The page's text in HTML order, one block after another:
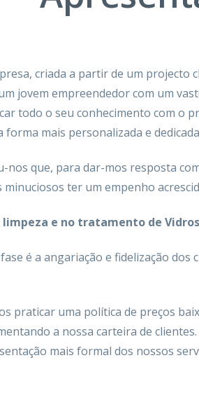
criada a partir de um projecto
jovem empreendedor com um
todo o seu conhecimento com o
forma mais personalizada e
nos que, para dar-mos resposta
ter um empenho
limpeza e no tratamento de Vidros
é a angariação e fidelização
praticar uma política de preços
a nossa carteira de
mais formal dos nossos